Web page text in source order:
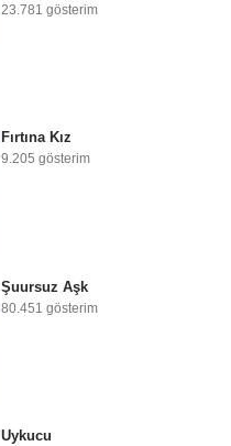
23.781 gösterim
Fırtına Kız
9.205 gösterim
Şuursuz Aşk
80.451 gösterim
Uykucu